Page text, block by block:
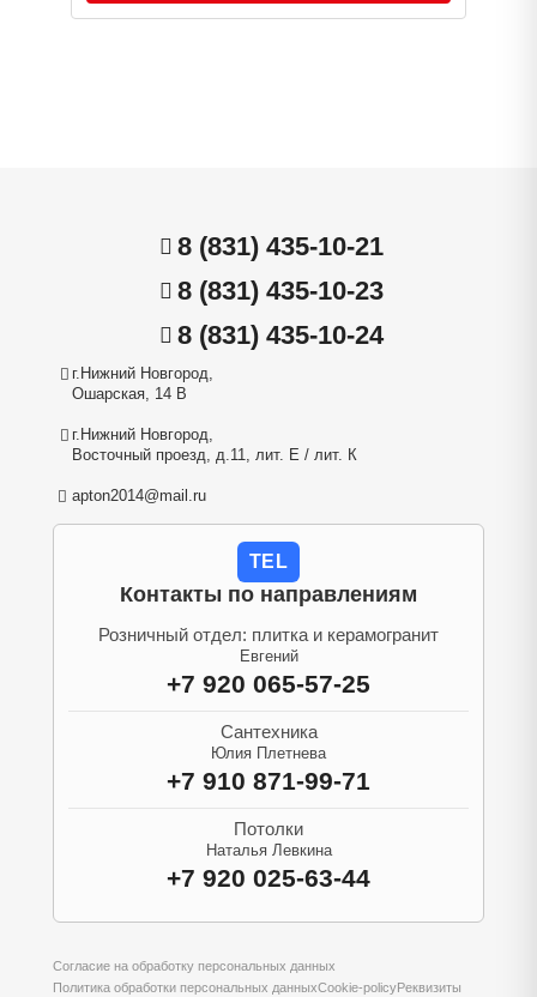
8 (831) 435-10-21
8 (831) 435-10-23
8 (831) 435-10-24
г.Нижний Новгород,
Ошарская, 14 В
г.Нижний Новгород,
Восточный проезд, д.11, лит. Е / лит. К
apton2014@mail.ru
TEL
Контакты по направлениям
Розничный отдел: плитка и керамогранит
Евгений
+7 920 065-57-25
Сантехника
Юлия Плетнева
+7 910 871-99-71
Потолки
Наталья Левкина
+7 920 025-63-44
Согласие на обработку персональных данных
Политика обработки персональных данныхCookie-policyРеквизиты